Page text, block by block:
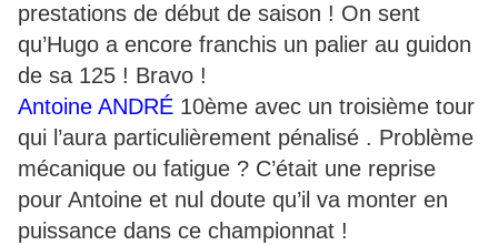
prestations de début de saison ! On sent
qu’Hugo a encore franchis un palier au guidon
de sa 125 ! Bravo !
Antoine ANDRÉ 10ème avec un troisième tour
qui l’aura particulièrement pénalisé . Problème
mécanique ou fatigue ? C’était une reprise
pour Antoine et nul doute qu’il va monter en
puissance dans ce championnat !